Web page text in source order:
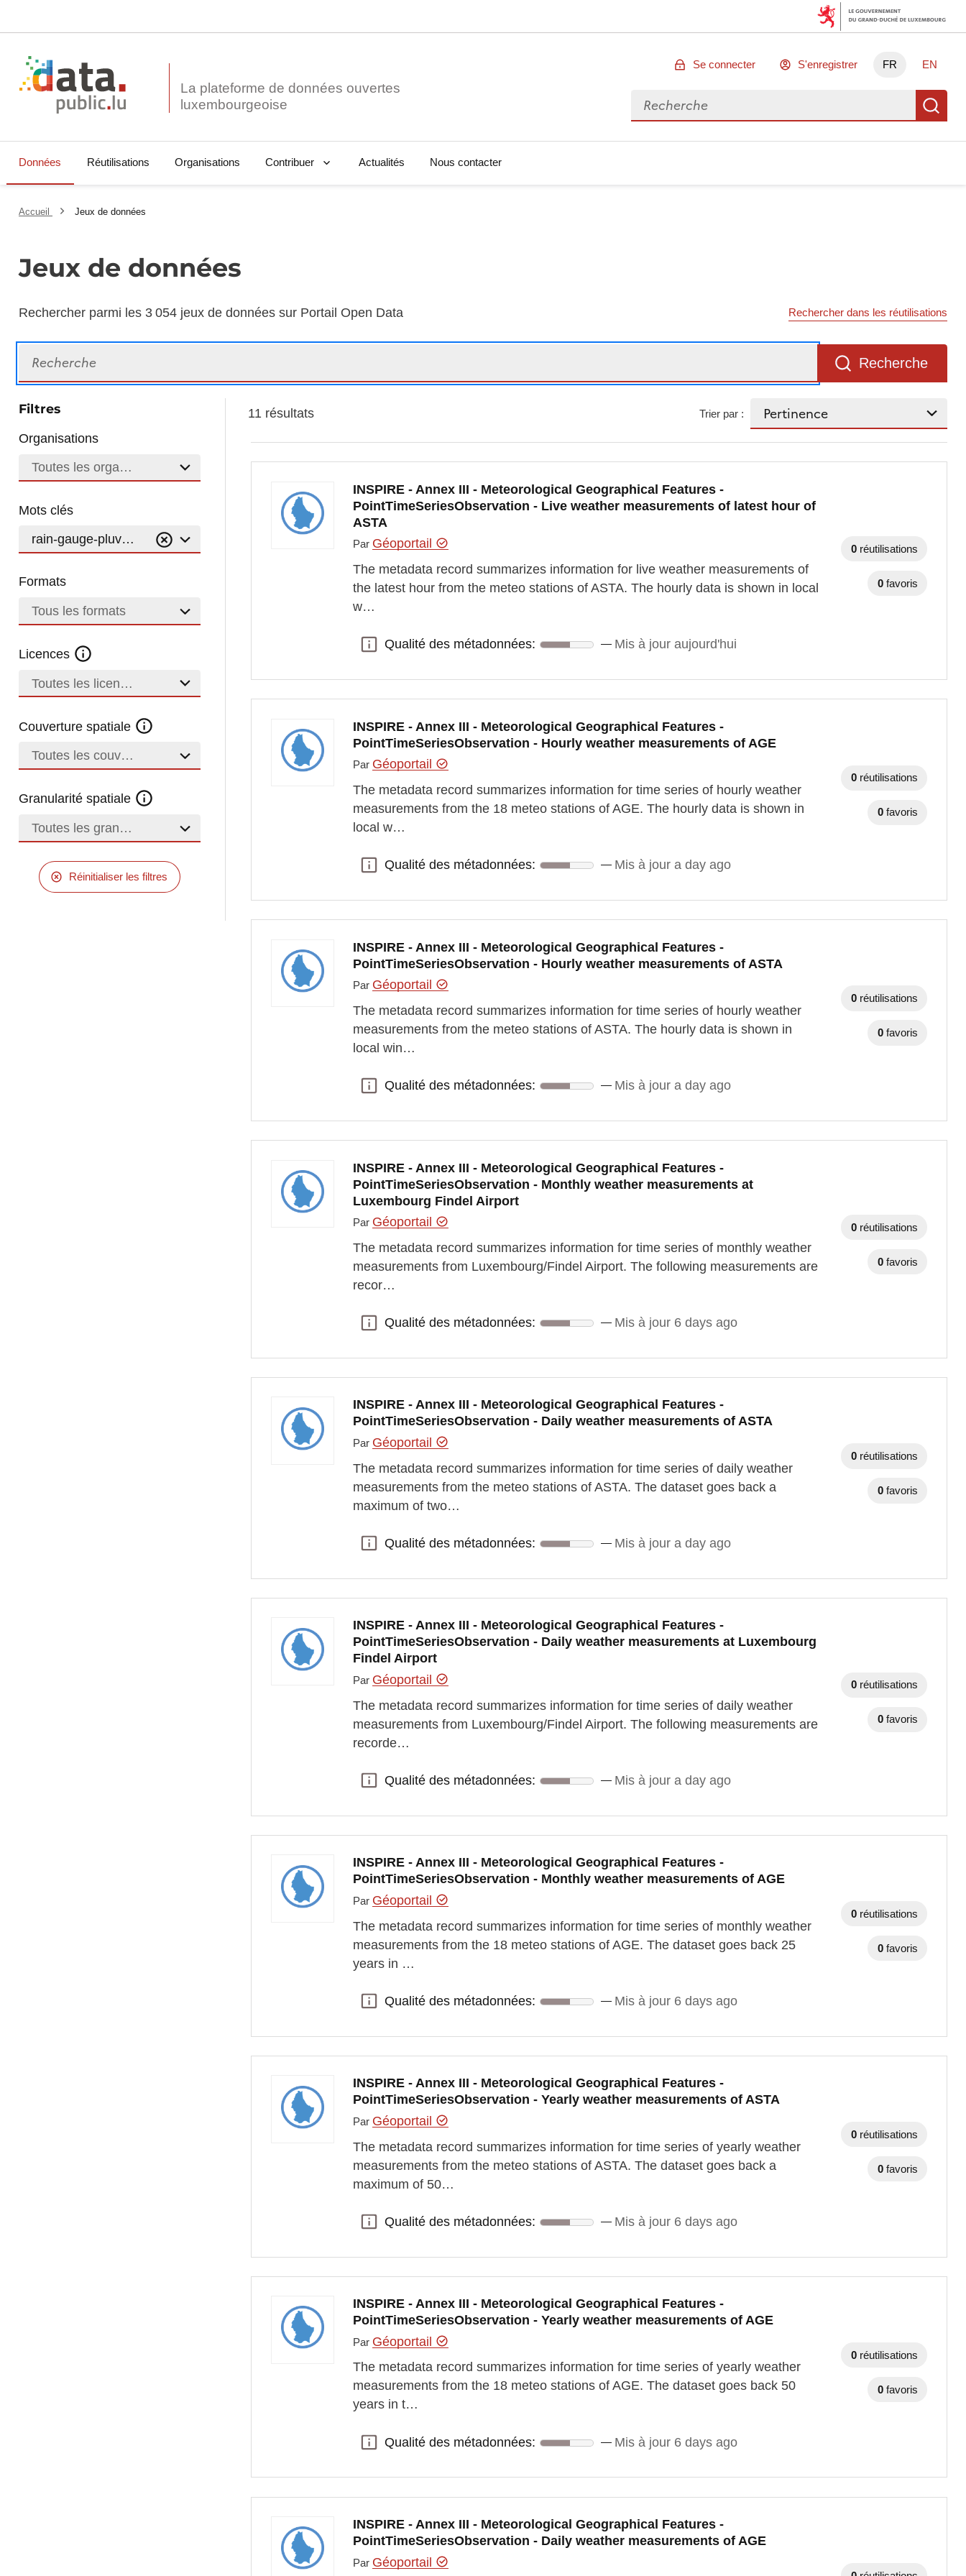
La plateforme de données ouvertes
Se connecter S'enregistrer FR EN
Rechercher des données
Données Réutilisations Organisations Contribuer Actualités Nous contacter
Accueil Jeux de données
Jeux de données
Rechercher parmi les 3 054 jeux de données sur Portail Open Data Rechercher dans les réutilisations
Recherche
Filtres
Organisations
Toutes les organisations
Mots clés
rain-gauge-pluviometer
Formats
Tous les formats
Licences
Toutes les licences
Couverture spatiale
Toutes les couvertures
Granularité spatiale
Toutes les granularités
Réinitialiser les filtres
11 résultats Trier par :
INSPIRE - Annex III - Meteorological Geographical Features -
PointTimeSeriesObservation - Live weather measurements of latest hour of
ASTA
Par Géoportail
The metadata record summarizes information for live weather measurements of
the latest hour from the meteo stations of ASTA. The hourly data is shown in local
w…
Qualité des métadonnées:
Qualité des métadonnées: Mis à jour aujourd'hui
0 réutilisations
0 favoris
INSPIRE - Annex III - Meteorological Geographical Features -
PointTimeSeriesObservation - Hourly weather measurements of AGE
Par Géoportail
The metadata record summarizes information for time series of hourly weather
measurements from the 18 meteo stations of AGE. The hourly data is shown in
local w…
Qualité des métadonnées:
Qualité des métadonnées: Mis à jour a day ago
0 réutilisations
0 favoris
INSPIRE - Annex III - Meteorological Geographical Features -
PointTimeSeriesObservation - Hourly weather measurements of ASTA
Par Géoportail
The metadata record summarizes information for time series of hourly weather
measurements from the meteo stations of ASTA. The hourly data is shown in
local win…
Qualité des métadonnées:
Qualité des métadonnées: Mis à jour a day ago
0 réutilisations
0 favoris
INSPIRE - Annex III - Meteorological Geographical Features -
PointTimeSeriesObservation - Monthly weather measurements at
Luxembourg Findel Airport
Par Géoportail
The metadata record summarizes information for time series of monthly weather
measurements from Luxembourg/Findel Airport. The following measurements are
recor…
Qualité des métadonnées:
Qualité des métadonnées: Mis à jour 6 days ago
0 réutilisations
0 favoris
INSPIRE - Annex III - Meteorological Geographical Features -
PointTimeSeriesObservation - Daily weather measurements of ASTA
Par Géoportail
The metadata record summarizes information for time series of daily weather
measurements from the meteo stations of ASTA. The dataset goes back a
maximum of two…
Qualité des métadonnées:
Qualité des métadonnées: Mis à jour a day ago
0 réutilisations
0 favoris
INSPIRE - Annex III - Meteorological Geographical Features -
PointTimeSeriesObservation - Daily weather measurements at Luxembourg
Findel Airport
Par Géoportail
The metadata record summarizes information for time series of daily weather
measurements from Luxembourg/Findel Airport. The following measurements are
recorde…
Qualité des métadonnées:
Qualité des métadonnées: Mis à jour a day ago
0 réutilisations
0 favoris
INSPIRE - Annex III - Meteorological Geographical Features -
PointTimeSeriesObservation - Monthly weather measurements of AGE
Par Géoportail
The metadata record summarizes information for time series of monthly weather
measurements from the 18 meteo stations of AGE. The dataset goes back 25
years in …
Qualité des métadonnées:
Qualité des métadonnées: Mis à jour 6 days ago
0 réutilisations
0 favoris
INSPIRE - Annex III - Meteorological Geographical Features -
PointTimeSeriesObservation - Yearly weather measurements of ASTA
Par Géoportail
The metadata record summarizes information for time series of yearly weather
measurements from the meteo stations of ASTA. The dataset goes back a
maximum of 50…
Qualité des métadonnées:
Qualité des métadonnées: Mis à jour 6 days ago
0 réutilisations
0 favoris
INSPIRE - Annex III - Meteorological Geographical Features -
PointTimeSeriesObservation - Yearly weather measurements of AGE
Par Géoportail
The metadata record summarizes information for time series of yearly weather
measurements from the 18 meteo stations of AGE. The dataset goes back 50
years in t…
Qualité des métadonnées:
Qualité des métadonnées: Mis à jour 6 days ago
0 réutilisations
0 favoris
INSPIRE - Annex III - Meteorological Geographical Features -
PointTimeSeriesObservation - Daily weather measurements of AGE
Par Géoportail